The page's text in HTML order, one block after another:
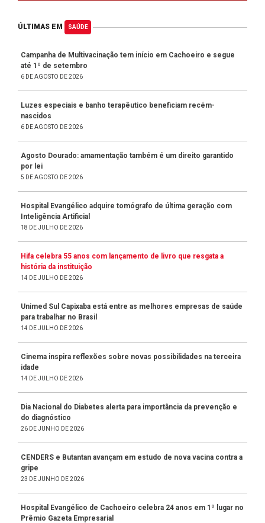
ÚLTIMAS EM SAÚDE
Campanha de Multivacinação tem início em Cachoeiro e segue
até 1º de setembro
6 DE AGOSTO DE 2026
Luzes especiais e banho terapêutico beneficiam recém-
nascidos
6 DE AGOSTO DE 2026
Agosto Dourado: amamentação também é um direito garantido
por lei
5 DE AGOSTO DE 2026
Hospital Evangélico adquire tomógrafo de última geração com
Inteligência Artificial
18 DE JULHO DE 2026
Hifa celebra 55 anos com lançamento de livro que resgata a
história da instituição
14 DE JULHO DE 2026
Unimed Sul Capixaba está entre as melhores empresas de saúde
para trabalhar no Brasil
14 DE JULHO DE 2026
Cinema inspira reflexões sobre novas possibilidades na terceira
idade
14 DE JULHO DE 2026
Dia Nacional do Diabetes alerta para importância da prevenção e
do diagnóstico
26 DE JUNHO DE 2026
CENDERS e Butantan avançam em estudo de nova vacina contra a
gripe
23 DE JUNHO DE 2026
Hospital Evangélico de Cachoeiro celebra 24 anos em 1º lugar no
Prêmio Gazeta Empresarial